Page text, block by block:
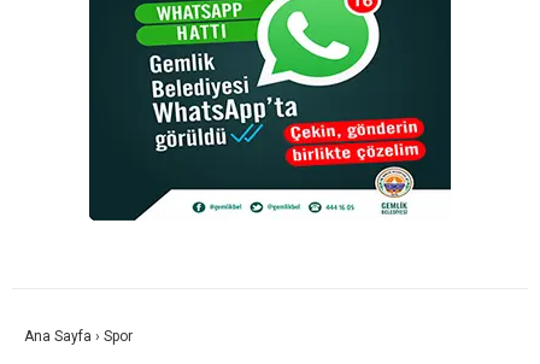
Ana Sayfa › Spor